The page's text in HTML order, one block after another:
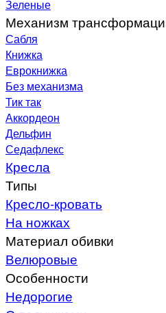
Зеленые
Механизм
Сабля
Книжка
Еврокнижка
Без механизма
Тик так
Аккордеон
Дельфин
Седафлекс
Кресла
Типы
Кресло-кровать
На ножках
Материал обивки
Велюровые
Особенности
Недорогие